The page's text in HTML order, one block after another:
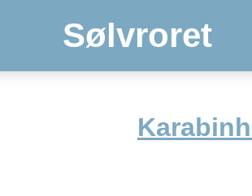
Sølvroret